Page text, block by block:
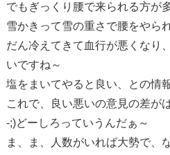
でもぎっくり腰で来られる方が
雪かきって雪の重さで腰をやら
だん冷えてきて血行が悪くなり
いですね～
塩をまいてやると良い、との情
これで、良い悪いの意見の差が
-;)どーしろっていうんだぁ～
ま、ま、人数がいれば大勢で、